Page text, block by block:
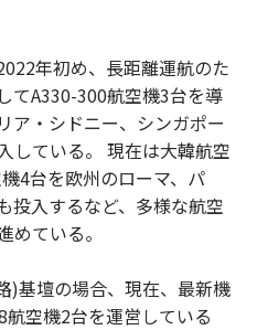
年初め、長距離運航のた
てA330-300航空機3台を導
ア・シドニー、シンガポー
している。 現在は大韓航空
4台を欧州のローマ、パ
投入するなど、多様な航空
めている。
)基壇の場合、現在、最新機
空機2台を運営している